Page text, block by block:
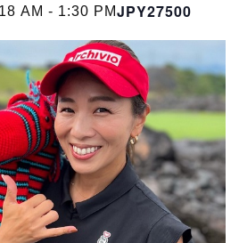
AM - 1:30 PMJPY27500